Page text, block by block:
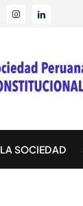
LA SOCIEDAD